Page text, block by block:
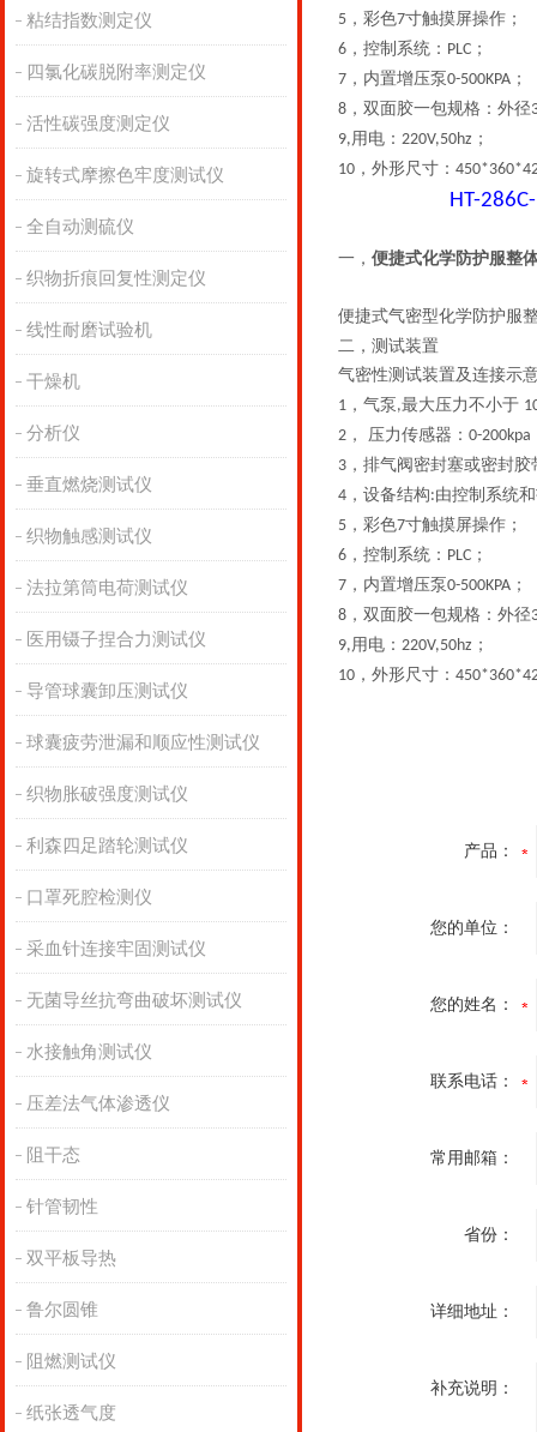
粘结指数测定仪
四氯化碳脱附率测定仪
活性碳强度测定仪
旋转式摩擦色牢度测试仪
全自动测硫仪
织物折痕回复性测定仪
线性耐磨试验机
干燥机
分析仪
垂直燃烧测试仪
织物触感测试仪
法拉第筒电荷测试仪
医用镊子捏合力测试仪
导管球囊卸压测试仪
球囊疲劳泄漏和顺应性测试仪
织物胀破强度测试仪
利森四足踏轮测试仪
口罩死腔检测仪
采血针连接牢固测试仪
无菌导丝抗弯曲破坏测试仪
水接触角测试仪
压差法气体渗透仪
阻干态
针管韧性
双平板导热
鲁尔圆锥
阻燃测试仪
纸张透气度
5 ，彩色7寸触摸屏操作；
6 ，控制系统： PLC ；
7 ，内置增压泵0-500KPA ；
8 ，双面胶一包规格：外径
9,用电： 220V,50hz ；
10 ，外形尺寸：
HT-
一， 便捷式化学防护服整
便捷式气密型化学防护服
二，测试装置
气密性测试装置及连接示
1 ，气泵 ,最大压力不小于
2 ， 压力传感器： 0-200kpa
3 ，排气阀密封塞或密封
4 ，设备结构:由控制系统
5 ，彩色7寸触摸屏操作；
6 ，控制系统： PLC ；
7 ，内置增压泵0-500KPA ；
8 ，双面胶一包规格：外径
9,用电： 220V,50hz ；
10 ，外形尺寸：
产品：
您的单位：
您的姓名：
联系电话：
常用邮箱：
省份：
详细地址：
补充说明：